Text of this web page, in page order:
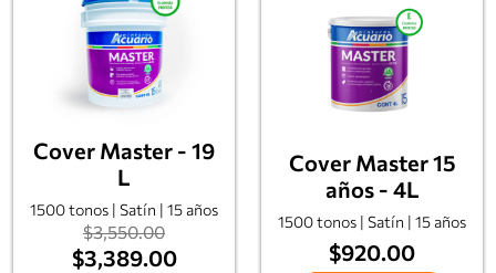
Cover Master - 19
L
1500 tonos | Satín | 15 años
$3,550.00
$3,389.00
Cover Master 15
años - 4L
1500 tonos | Satín | 15 años
$920.00